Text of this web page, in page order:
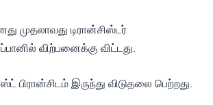
முதலாவது டிரான்சிஸ்டர்
விற்பனைக்கு விட்டது.
பிரான்சிடம் இருந்து விடுதலை பெற்றது.